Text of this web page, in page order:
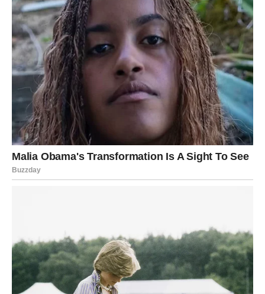
RIBE – Ostvarenje snova koje si dugo
nosio u srcu
Ribe su znak koji živi između stvarnosti i snova. Ti si
I sada… dolazi trenutak kada se snovi pretvaraju u
stvarnost.
Za Ribe počinje period u kojem će se ostvariti nešto što